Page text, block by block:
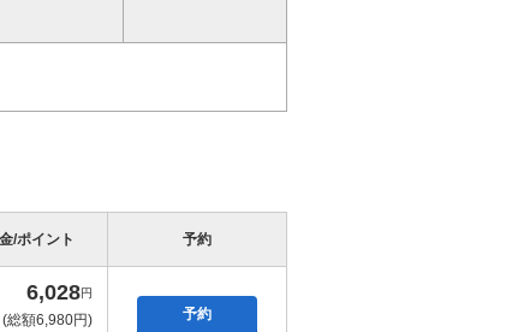
/ポイント 予約
6,028円
(総額6,980円)
予約